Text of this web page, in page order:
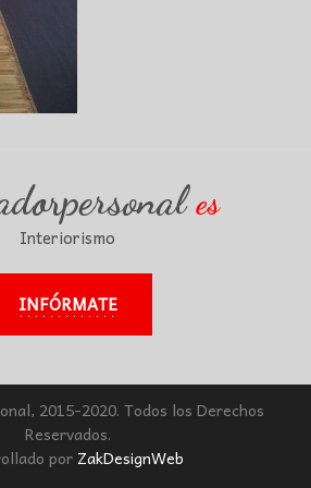
es
Interiorismo
INFÓRMATE
2015-2020. Todos los Derechos
Reservados.
por ZakDesignWeb